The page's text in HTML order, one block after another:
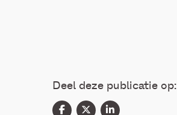
Deel deze publicatie op: